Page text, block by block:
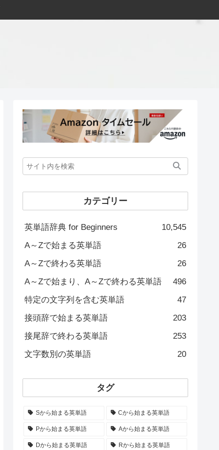
カテゴリー
英単語辞典 for Beginners
10,545
A～Zで始まる英単語
26
A～Zで終わる英単語
26
A～Zで始まり、A～Zで終わる英単語
496
特定の文字列を含む英単語
47
接頭辞で始まる英単語
203
接尾辞で終わる英単語
253
文字数別の英単語
20
タグ
Sから始まる英単語 Cから始まる英単語
Pから始まる英単語 Aから始まる英単語
Dから始まる英単語 Rから始まる英単語